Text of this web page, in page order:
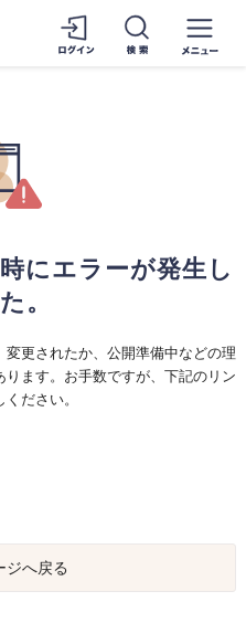
にエラーが発生し
。
更されたか、公開準備中などの理
ます。お手数ですが、下記のリン
ださい。
ジへ戻る